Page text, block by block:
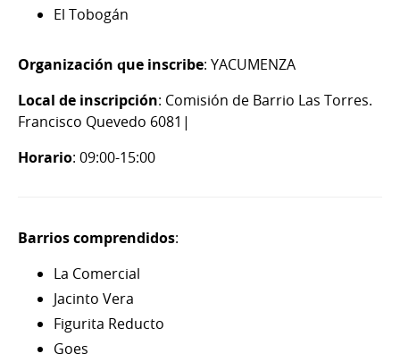
El Tobogán
Organización que inscribe: YACUMENZA
Local de inscripción: Comisión de Barrio Las Torres.
Francisco Quevedo 6081|
Horario: 09:00-15:00
Barrios comprendidos:
La Comercial
Jacinto Vera
Figurita Reducto
Goes